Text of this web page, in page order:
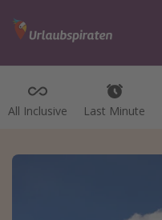
All Inclusive Last Minute
Kategorien